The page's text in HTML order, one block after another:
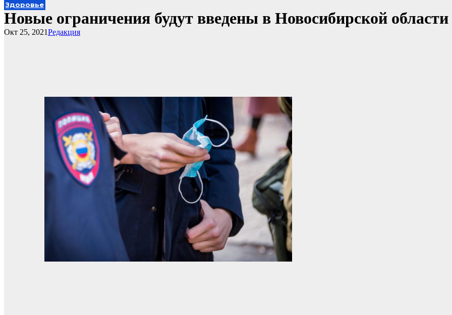
Здоровье
Новые ограничения будут введены в Новосибирской области
Редакция
Окт 25, 2021